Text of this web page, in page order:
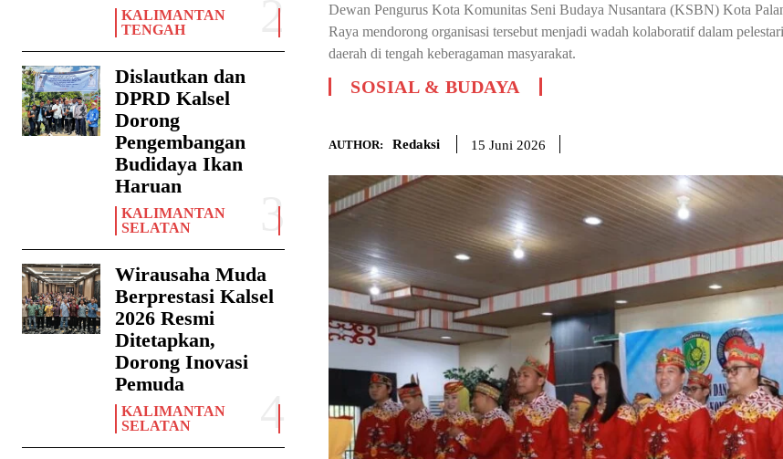
KALIMANTAN
TENGAH
Dislautkan dan
DPRD Kalsel
Dorong
Pengembangan
Budidaya Ikan
Haruan
KALIMANTAN
SELATAN
Wirausaha Muda
Berprestasi Kalsel
2026 Resmi
Ditetapkan,
Dorong Inovasi
Pemuda
KALIMANTAN
SELATAN
Dewan Pengurus Kota Komunitas Seni Budaya Nusantara (KSBN) Kota
Raya mendorong organisasi tersebut menjadi wadah kolaboratif dalam
daerah di tengah keberagaman masyarakat.
SOSIAL & BUDAYA
AUTHOR: Redaksi 15 Juni 2026